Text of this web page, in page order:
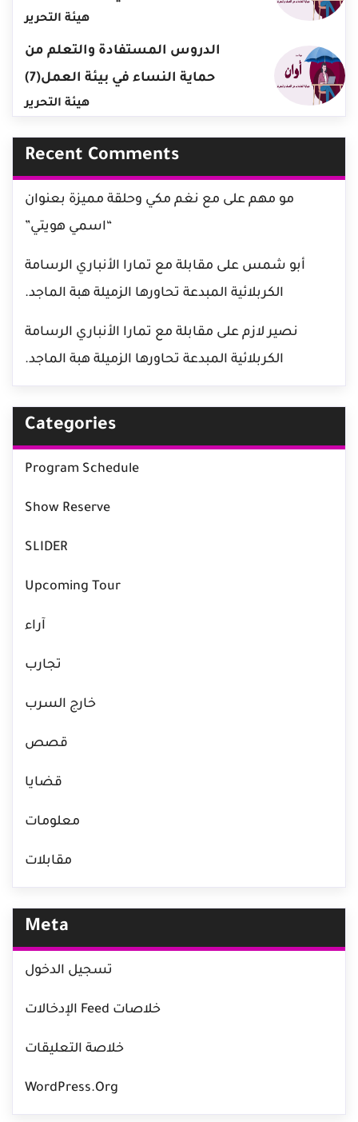
هيئة التحرير
الدروس المستفادة والتعلم من
حماية النساء في بيئة العمل(7)
هيئة التحرير
Recent Comments
مو مهم على مع نغم مكي وحلقة مميزة بعنوان
“اسمي هويتي”
أبو شمس على مقابلة مع تمارا الأنباري الرسامة
الكربلائية المبدعة تحاورها الزميلة هبة الماجد.
نصير لازم على مقابلة مع تمارا الأنباري الرسامة
الكربلائية المبدعة تحاورها الزميلة هبة الماجد.
Categories
Program Schedule
Show Reserve
SLIDER
Upcoming Tour
آراء
تجارب
خارج السرب
قصص
قضايا
معلومات
مقابلات
Meta
تسجيل الدخول
خلاصات Feed الإدخالات
خلاصة التعليقات
WordPress.org